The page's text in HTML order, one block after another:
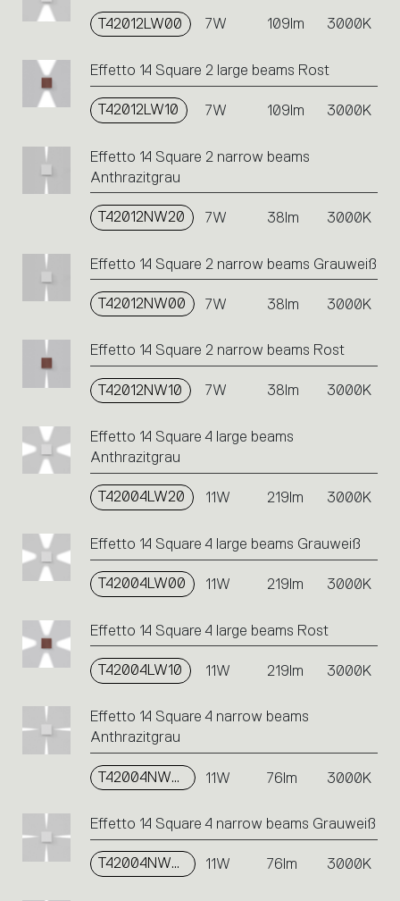
T42012LW00 7W 109lm 3000K
Effetto 14 Square 2 large beams Rost
T42012LW10 7W 109lm 3000K
Effetto 14 Square 2 narrow beams
Anthrazitgrau
T42012NW20 7W 38lm 3000K
Effetto 14 Square 2 narrow beams Grauweiß
T42012NW00 7W 38lm 3000K
Effetto 14 Square 2 narrow beams Rost
T42012NW10 7W 38lm 3000K
Effetto 14 Square 4 large beams
Anthrazitgrau
T42004LW20 11W 219lm 3000K
Effetto 14 Square 4 large beams Grauweiß
T42004LW00 11W 219lm 3000K
Effetto 14 Square 4 large beams Rost
T42004LW10 11W 219lm 3000K
Effetto 14 Square 4 narrow beams
Anthrazitgrau
T42004NW20 11W 76lm 3000K
Effetto 14 Square 4 narrow beams Grauweiß
T42004NW00 11W 76lm 3000K